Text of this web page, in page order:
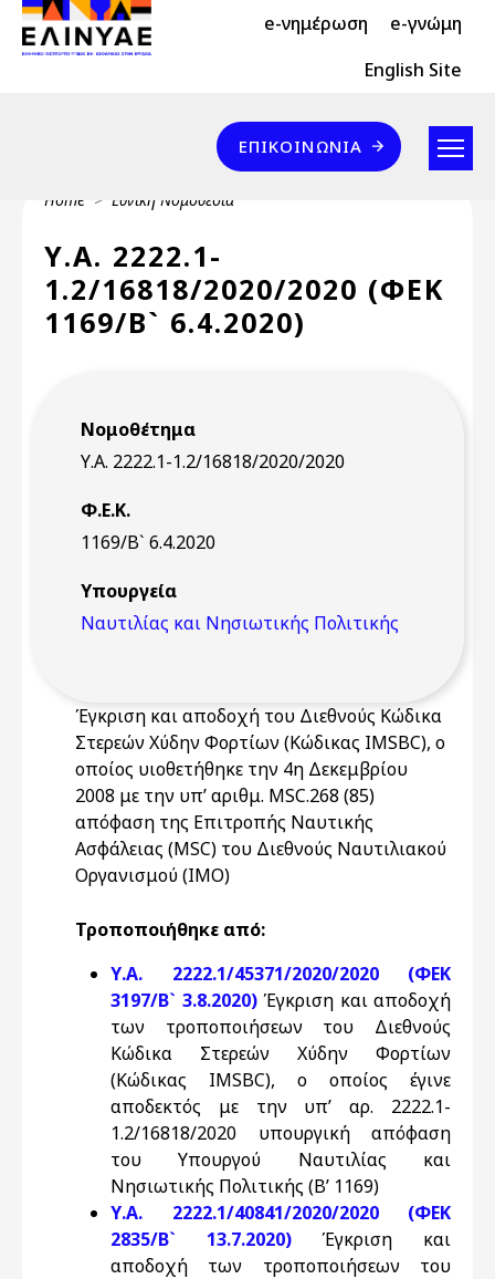
Skip to main content
Header Top 2 e-νημέρωση e-γνώμη
Header Top English Site
Επικοινωνία
ΕΠΙΚΟΙΝΩΝΊΑ
Breadcrumb
Home Εθνική Νομοθεσία
Υ.Α. 2222.1-
1.2/16818/2020/2020 (ΦΕΚ
1169/Β` 6.4.2020)
Νομοθέτημα
Υ.Α. 2222.1-1.2/16818/2020/2020
Φ.Ε.Κ.
1169/Β` 6.4.2020
Υπουργεία
Ναυτιλίας και Νησιωτικής Πολιτικής
Έγκριση και αποδοχή του Διεθνούς Κώδικα
Στερεών Χύδην Φορτίων (Κώδικας IMSBC), ο
οποίος υιοθετήθηκε την 4η Δεκεμβρίου
2008 με την υπ’ αριθμ. MSC.268 (85)
απόφαση της Επιτροπής Ναυτικής
Ασφάλειας (MSC) του Διεθνούς Ναυτιλιακού
Οργανισμού (ΙΜΟ)
Τροποποιήθηκε από:
Υ.Α. 2222.1/45371/2020/2020 (ΦΕΚ
3197/Β` 3.8.2020) Έγκριση και αποδοχή
των τροποποιήσεων του Διεθνούς
Κώδικα Στερεών Χύδην Φορτίων
(Κώδικας IMSBC), ο οποίος έγινε
αποδεκτός με την υπ’ αρ. 2222.1-
1.2/16818/2020 υπουργική απόφαση
του Υπουργού Ναυτιλίας και
Νησιωτικής Πολιτικής (Β’ 1169)
Υ.Α. 2222.1/40841/2020/2020 (ΦΕΚ
2835/Β` 13.7.2020)Έγκριση και
αποδοχή των τροποποιήσεων του